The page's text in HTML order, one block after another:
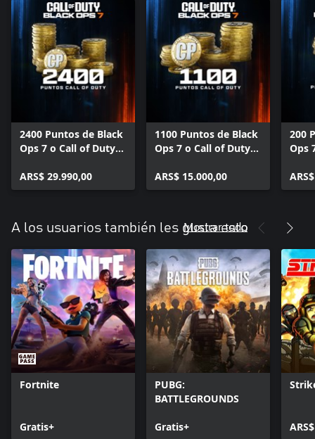
2400 Puntos de Black
Ops 7 o Call of Duty®:
ARS$ 29.990,00
1100 Puntos de Black
Ops 7 o Call of Duty®:
ARS$ 15.000,00
200
Ops
A los usuarios también les gusta esto
Mostrar todo
Fortnite
Gratis+
PUBG:
BATTLEGROUNDS
Gratis+